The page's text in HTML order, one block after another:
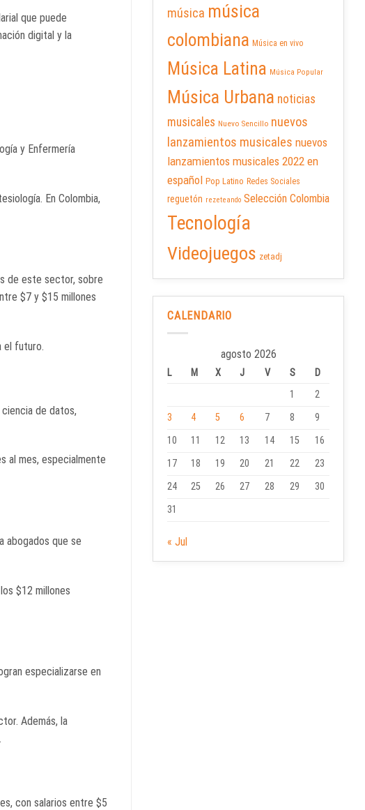
que puede
digital y la
y Enfermería
En Colombia,
de este sector, sobre
$7 y $15 millones
el futuro.
de datos,
al mes, especialmente
abogados que se
$12 millones
especializarse en
Además, la
con salarios entre $5
música música
colombiana Música en vivo
Música Latina Música Popular
Música Urbana noticias
musicales Nuevo Sencillo nuevos
lanzamientos musicales nuevos
lanzamientos musicales 2022 en
español Pop Latino Redes Sociales
reguetón rezeteando Selección Colombia
Tecnología
Videojuegos zetadj
CALENDARIO
agosto 2026
L M X J V S
D
1
2
3
4 5 6 7 8
9
10
11 12 13 14 15
16
17
18 19 20 21 22
23
24
25 26 27 28 29
30
31
« Jul